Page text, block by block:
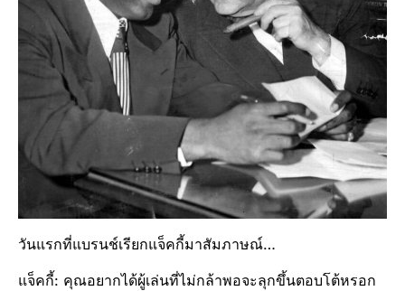
วันแรกที่แบรนช์เรียกแจ็คกี้มาสัมภาษณ์…
แจ็คกี้: คุณอยากได้ผู้เล่นที่ไม่กล้าพอจะลุกขึ้นตอบโต้หรอก